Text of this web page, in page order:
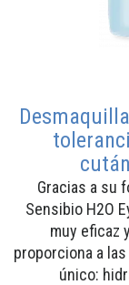
Gracias a su
Sensibio H2O
muy eficaz
proporciona a
único: